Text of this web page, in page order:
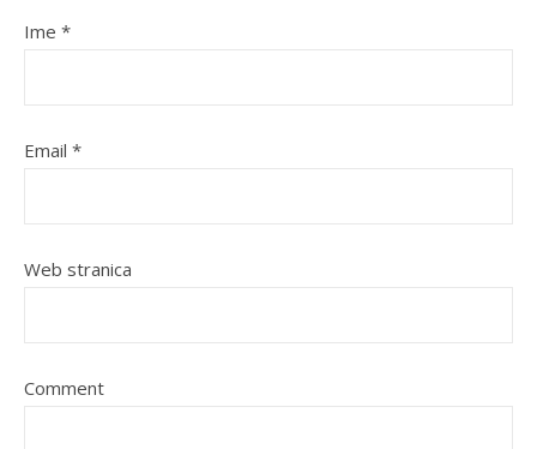
Ime *
Email *
Web stranica
Comment